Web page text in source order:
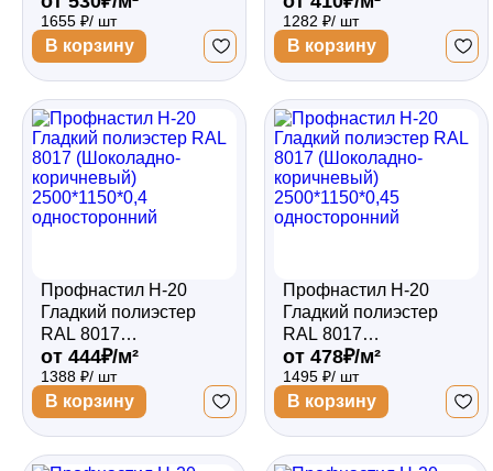
коричневый)
2500*1150*0,5
односторонний
1655 ₽/ шт
В корзину
коричневый)
2500*1150*0,35
односторонний
1282 ₽/ шт
В корзину
Профнастил Н-20
Гладкий полиэстер
RAL 8017
(Шоколадно-
коричневый)
2500*1150*0,4
односторонний
от 444₽/м²
1388 ₽/ шт
В корзину
Профнастил Н-20
Гладкий полиэстер
RAL 8017
(Шоколадно-
коричневый)
2500*1150*0,45
односторонний
от 478₽/м²
1495 ₽/ шт
В корзину